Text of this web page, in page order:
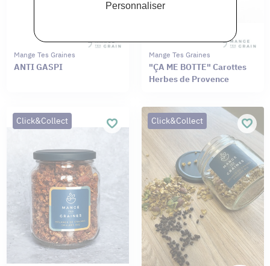
Mange Tes Graines
ANTI GASPI
Mange Tes Graines
"ÇA ME BOTTE" Carottes
Herbes de Provence
Click&Collect Click&Collect
Personnaliser